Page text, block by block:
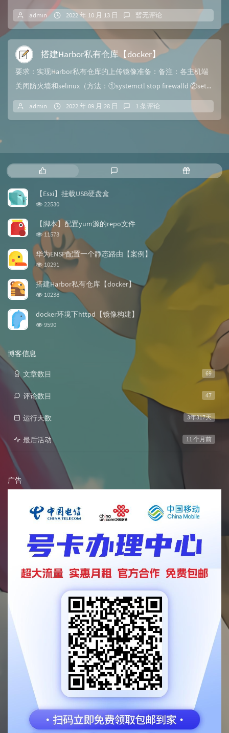
CR...
admin 2022 年 10 月 13 日 暂无评论
搭建Harbor私有仓库【docker】
要求：实现Harbor私有仓库的上传镜像准备：备注：各主机端
关闭防火墙和selinux（方法：①systemctl stop firewalld ②set...
admin 2022 年 09 月 28 日 1 条评论
热
门
文
章
新
随
机
文
【Esxi】挂载USB硬盘盒
浏
次
数:
22530
【脚本】配置yum源的repo文件
浏
次
数:
11573
华为ENSP配置一个静态路由【案例】
浏
览
次
数:
10291
搭建Harbor私有仓库【docker】
浏
次
10238
docker环境下httpd【镜像构建】
浏
9590
博客信息
69
文章数目
47
评论数目
3年317天
运行天数
11 个月前
最后活动
广告